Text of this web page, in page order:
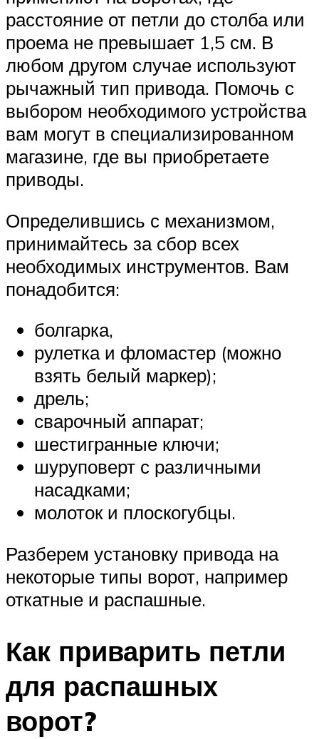
расстояние от петли до столба или
проема не превышает 1,5 см. В
любом другом случае используют
рычажный тип привода. Помочь с
выбором необходимого устройства
вам могут в специализированном
магазине, где вы приобретаете
приводы.
Определившись с механизмом,
принимайтесь за сбор всех
необходимых инструментов. Вам
понадобится:
болгарка,
рулетка и фломастер (можно
взять белый маркер);
дрель;
сварочный аппарат;
шестигранные ключи;
шуруповерт с различными
насадками;
молоток и плоскогубцы.
Разберем установку привода на
некоторые типы ворот, например
откатные и распашные.
Как приварить петли
для распашных
ворот?